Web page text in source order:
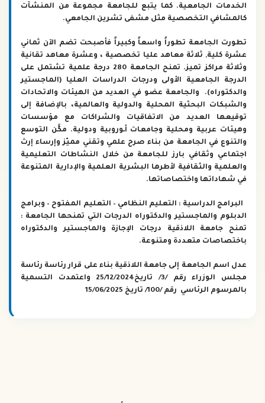
الخدمات الجامعية. كما يتبع للجامعة مجموعة من المنشآت
كالمشافي التخصصية مثل مشفى تشرين الجامعي.
تطورت الجامعة تطوراً واسعاً وكبيراً فأصبحت تضم الآن ثماني
عشرة كلية, ثلاثة معاهد عليا تخصصية ، وعشرة معاهد تقانية
وثلاثة مراكز تميز. تمنح الجامعة 280 درجة علمية تشتمل على
الدرجة الجامعية الأولى ودرجات الدراسات العليا (الماجستير
والدكتوراه). والجامعة عضو في العديد من الهيئات والاتحادات
والشبكات البحثية المحلية والدولية والعالمية، بالإضافة إلى
توقيعها العديد من الاتفاقيات والشراكات مع مؤسسات
وهيئات عربية ومحلية وجامعات أـوروبية ودولية. مكَّن التوسع
والتنوع في الجامعة من بناء صرح علمي وتقني مميّز وإرساء إرث
اجتماعي وثقافي بارز للجامعة من خلال النشاطات التعليمية
والعلمية والثقافية لأطرها البشرية العلمية والإدارية المتنوعة
في شهاداتها واختصاصاتها.
البرامج الدراسية : التعليم النظامي – التعليم المفتوح – وبرامج
الدبلوم والماجستير والدكتوراه الدرجات التي تمنحها الجامعة :
تمنح جامعة اللاذقية درجات الإجازة والماجستير والدكتوراه
باختصاصات متعددة ومتنوعة.
عدل اسم الجامعة إلى جامعة اللاذقية بناء على قرار رئاسة رئاسة
مجلس الوزراء رقم /3/ تاريخ
25/12/2024
واعتمدت التسمية
بالمرسوم الرئاسي رقم /100/ تاريخ 15/06/2025